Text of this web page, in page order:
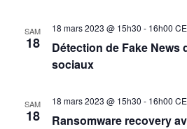
SAM
18
18 mars 2023 @ 15h30 - 16h00
Détection de Fake News
sociaux
SAM
18
18 mars 2023 @ 15h30 - 16h00
Ransomware recovery